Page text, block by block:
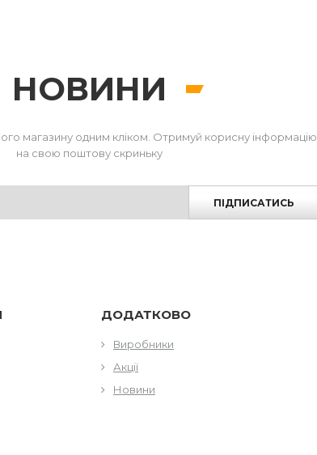
НОВИНИ
магазину одним кліком. Отримуй корисну інформацію
на свою поштову скриньку
ПІДПИСАТИСЬ
ДОДАТКОВО
Виробники
Акції
Новини